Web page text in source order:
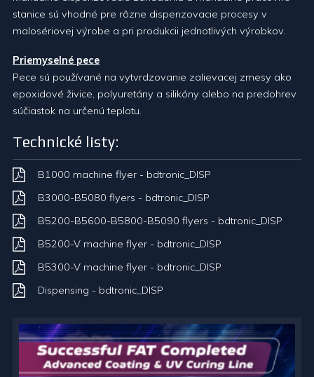
stanice sú vhodné pre rôzne dispenzovacie procesy v
malosériovej výrobe a pri produkcii jednotlivých výrobkov.
Priemyselné pece
Pece sú používané na vytvrdzovanie zalievacej zmesy ako
epoxidové živice, polyuretány a silikóny alebo na predohrev
súčiastok na určenú teplotu.
Technické listy:
B1000 machine flyer - bdtronic_DISP
B3000-B5080 flyers - bdtronic_DISP
B5200-B5600-B5800-B5090 flyers - bdtronic_DISP
B5200-V machine flyer - bdtronic_DISP
B5300-V machine flyer - bdtronic_DISP
Dispensing - bdtronic_DISP